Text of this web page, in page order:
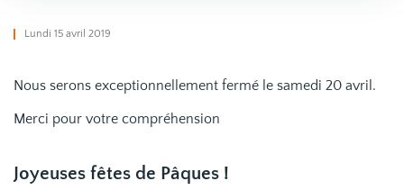
Lundi 15 avril 2019
Nous serons exceptionnellement fermé le samedi 20 avril.
Merci pour votre compréhension
Joyeuses fêtes de Pâques !